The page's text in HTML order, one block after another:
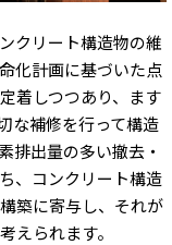
クリート構造物の維
化計画に基づいた点
着しつつあり、ます
な補修を行って構造
排出量の多い撤去・
、コンクリート構造
築に寄与し、それが
えられます。